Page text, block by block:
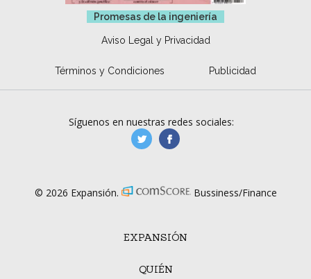
Promesas de la ingeniería
Aviso Legal y Privacidad
Términos y Condiciones Publicidad
EXPANSIÓN
QUIÉN
Síguenos en nuestras redes sociales:
manufacturaGE
© 2026 Expansión. Bussiness/Finance